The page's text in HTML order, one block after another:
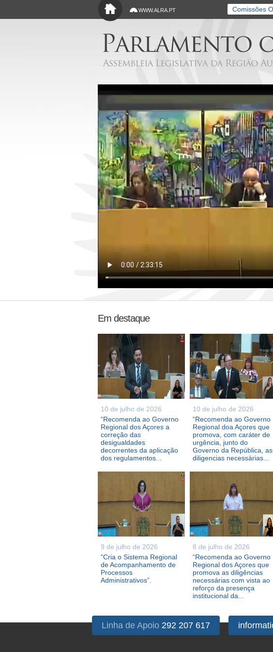
Saltar para o conteúdo principal
WWW.ALRA.PT Comissões
Em destaque
10 de julho de 2026
“Recomenda ao Governo
Regional dos Açores a
correção das
desigualdades
decorrentes da aplicação
dos regulamentos...
10 de julho de 2026
“Recomenda ao Governo
Regional doa Açores que
promova, com caráter de
urgência, junto do
Governo da República, as
diligencias necessárias...
9 de julho de 2026
“Cria o Sistema Regional
de Acompanhamento de
Processos
Administrativos”.
8 de julho de 2026
“Recomenda ao Governo
Regional dos Açores que
promova as diligências
necessárias com vista ao
reforço da presença
institucional da...
Linha de Apoio 292 207 617